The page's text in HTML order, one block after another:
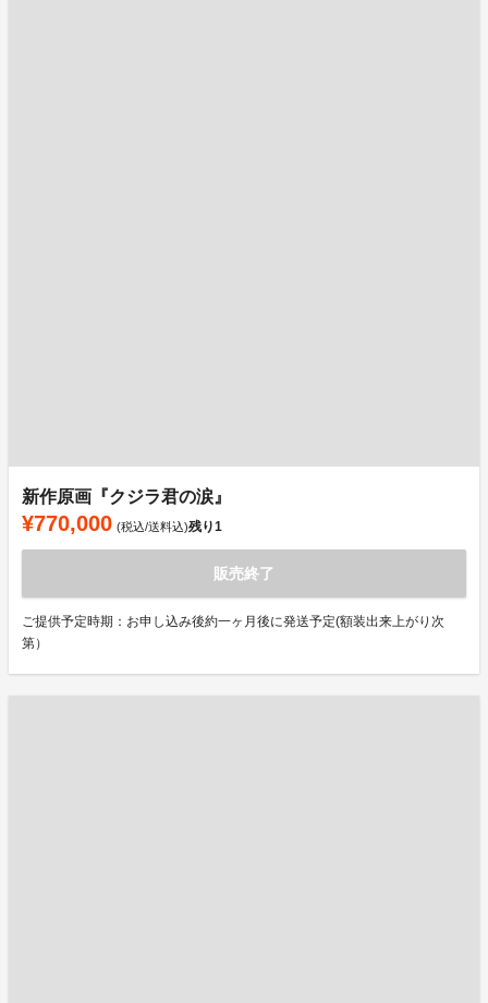
新作原画『クジラ君の涙』
¥770,000 (税込/送料込)残り1
販売終了
ご提供予定時期：お申し込み後約一ヶ月後に発送予定(額装出来上がり次
第）